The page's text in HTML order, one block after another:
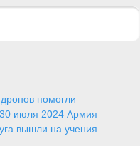
помогли
30 июля 2024 Армия
вышли на учения